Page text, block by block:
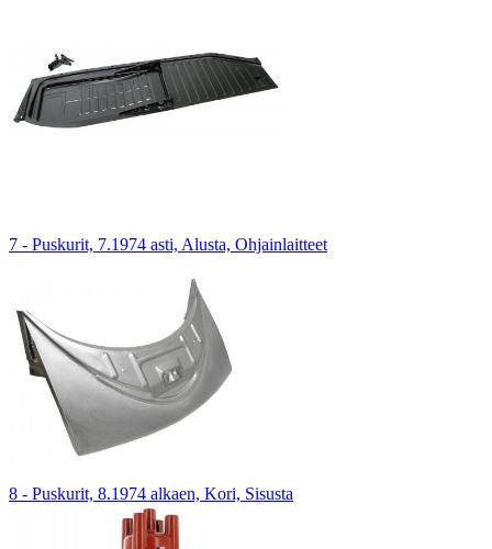
7 - Puskurit, 7.1974 asti, Alusta, Ohjainlaitteet
8 - Puskurit, 8.1974 alkaen, Kori, Sisusta